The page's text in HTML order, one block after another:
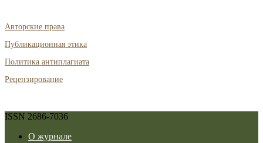
Авторские права
Публикационная этика
Политика антиплагиата
Рецензирование
ISSN 2686-7036
О журнале